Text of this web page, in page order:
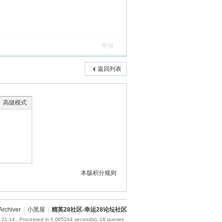
举报
返回列表
高级模式
本版积分规则
小黑屋 精英28社区-幸运28论坛社区
21:14 , Processed in 0.065244 second(s), 18 queries .